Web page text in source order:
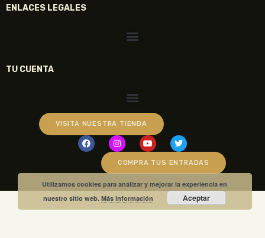
ENLACES LEGALES
TU CUENTA
VISITA NUESTRA TIENDA
COMPRA TUS ENTRADAS
Utilizamos cookies para analizar y mejorar la experiencia en
nuestro sitio web.Más información Aceptar